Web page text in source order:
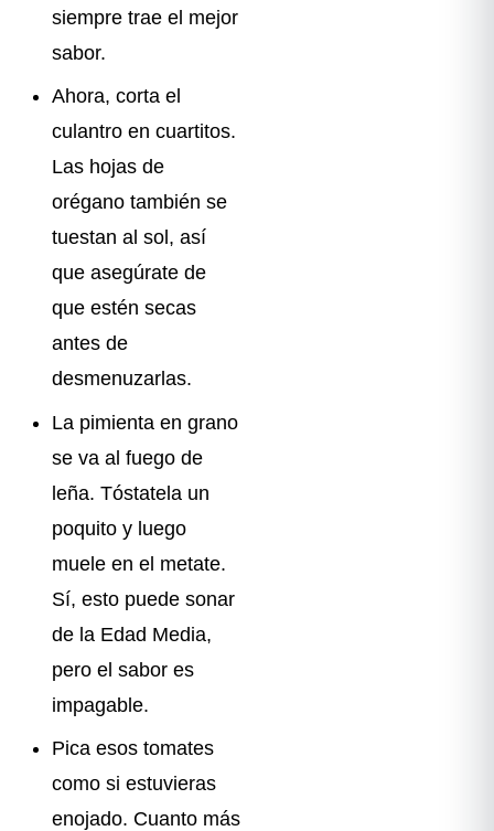
siempre trae el mejor
sabor.
Ahora, corta el
culantro en cuartitos.
Las hojas de
orégano también se
tuestan al sol, así
que asegúrate de
que estén secas
antes de
desmenuzarlas.
La pimienta en grano
se va al fuego de
leña. Tóstatela un
poquito y luego
muele en el metate.
Sí, esto puede sonar
de la Edad Media,
pero el sabor es
impagable.
Pica esos tomates
como si estuvieras
enojado. Cuanto más